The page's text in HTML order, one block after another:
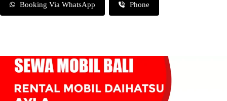
Booking Via WhatsApp Phone